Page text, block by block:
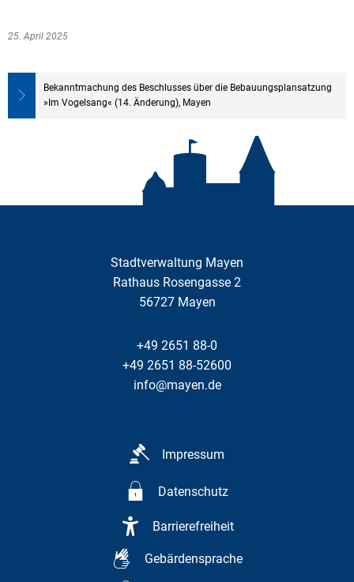
25. April 2025
Bekanntmachung des Beschlusses über die Bebauungsplansatzung
»Im Vogelsang« (14. Änderung), Mayen
Stadtverwaltung Mayen
Rathaus Rosengasse 2
56727 Mayen
+49 2651 88-0
+49 2651 88-52600
info@mayen.de
Impressum
Datenschutz
Barrierefreiheit
Gebärdensprache